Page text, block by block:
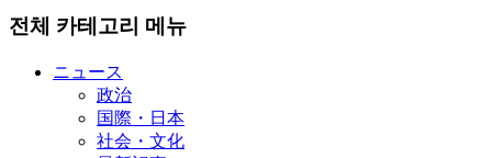
전체 카테고리 메뉴
ニュース
政治
国際・日本
社会・文化